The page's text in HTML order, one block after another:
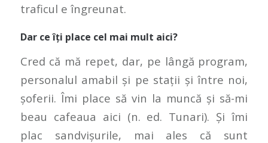
traficul e îngreunat.
Dar ce îți place cel mai mult aici?
Cred că mă repet, dar, pe lângă program,
personalul amabil și pe stații și între noi,
șoferii. Îmi place să vin la muncă și să-mi
beau cafeaua aici (n. ed. Tunari). Și îmi
plac sandvișurile, mai ales că sunt